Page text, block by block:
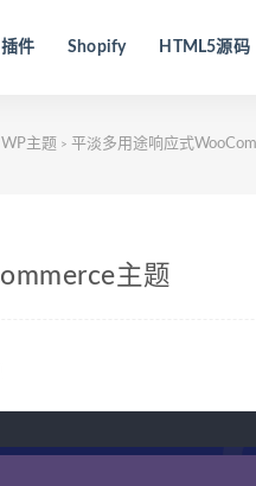
件 Shopify HTML5源码
WP主题 > 平淡多用途响应式
主题